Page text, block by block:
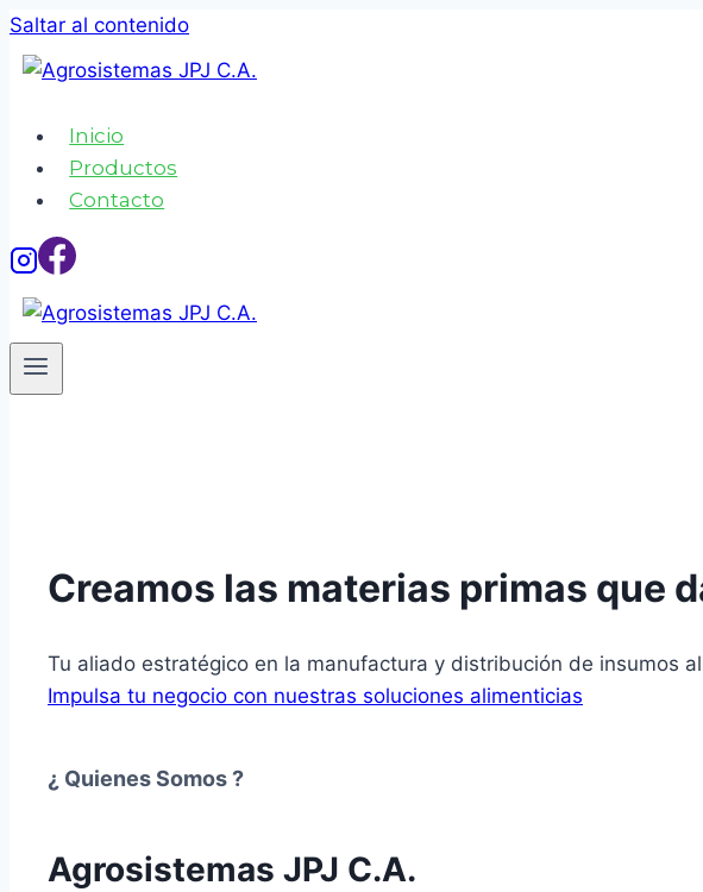
Saltar al contenido
Inicio
Productos
Contacto
Creamos las materias primas que
Tu aliado estratégico en la manufactura y distribución de insumos
Impulsa tu negocio con nuestras soluciones alimenticias
¿ Quienes Somos ?
Agrosistemas JPJ C.A.